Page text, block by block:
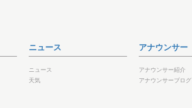
ニュース
ニュース
天気
アナウンサー
アナウンサー紹介
アナウンサーブログ